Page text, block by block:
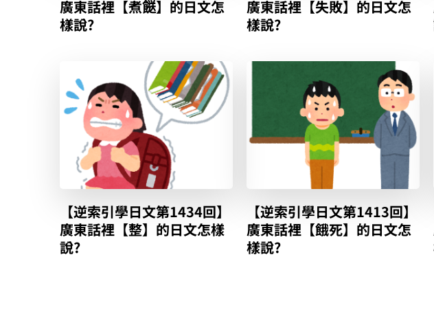
廣東話裡【煮餸】的日文怎
樣說?
廣東話裡【失敗】的日文怎
樣說?
【逆索引學日文第1434回】
廣東話裡【整】的日文怎樣
說?
【逆索引學日文第1413回】
廣東話裡【餓死】的日文怎
樣說?